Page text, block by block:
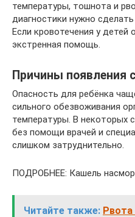
температуры, тошнота и
диагностики нужно
Если кровотечения у детей
экстренная помощь.
Причины появления
Опасность для ребёнка
сильного обезвоживания
температуры. В некоторых
без помощи врачей и
слишком затруднительно.
ПОДРОБНЕЕ: Кашель
Читайте также: Рвота